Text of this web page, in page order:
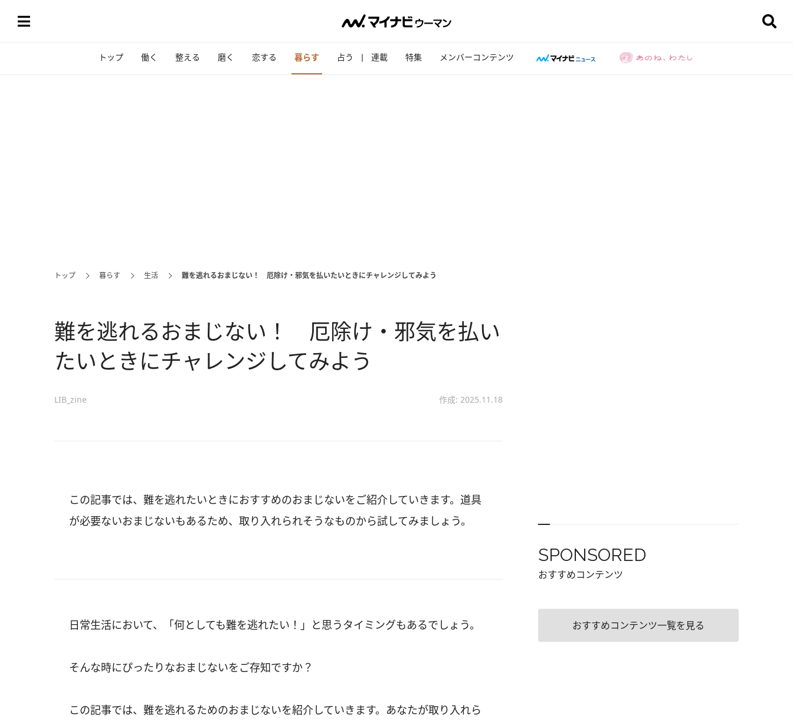
トップ 働く 整える 磨く 恋する 暮らす 占う 連載 特集 メンバーコンテンツ
トップ 暮らす 生活 難を逃れるおまじない！ 厄除け・邪気を払いたいときにチャレンジしてみよう
難を逃れるおまじない！ 厄除け・邪気を払い
たいときにチャレンジしてみよう
LIB_zine 作成: 2025.11.18
この記事では、難を逃れたいときにおすすめのおまじないをご紹介していきます。道具
が必要ないおまじないもあるため、取り入れられそうなものから試してみましょう。
日常生活において、「何としても難を逃れたい！」と思うタイミングもあるでしょう。
そんな時にぴったりなおまじないをご存知ですか？
この記事では、難を逃れるためのおまじないを紹介していきます。あなたが取り入れら
SPONSORED
おすすめコンテンツ
おすすめコンテンツ一覧を見る